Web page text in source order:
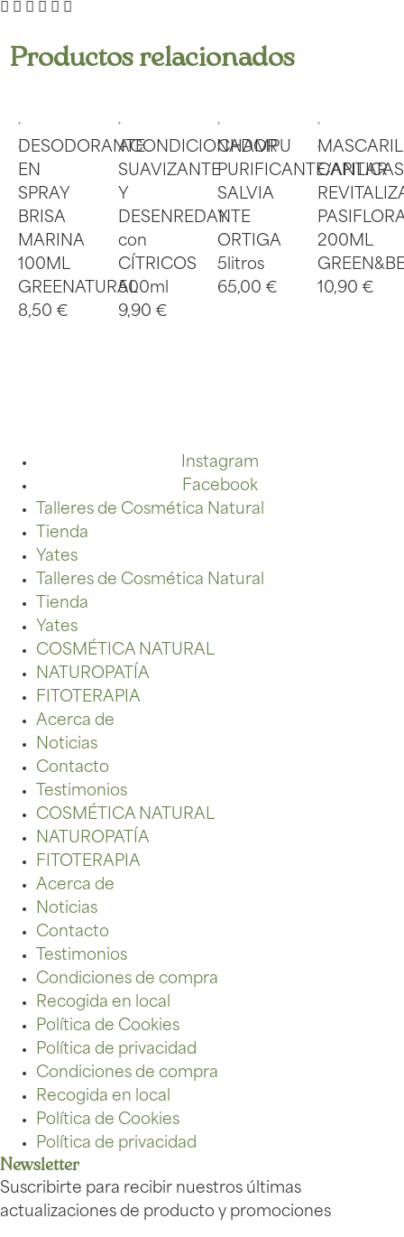
Productos relacionados
DESODORANTE
EN
SPRAY
BRISA
MARINA
100ML
GREENATURAL
8,50 €
ACONDICIONADOR
SUAVIZANTE
Y
DESENREDANTE
con
CÍTRICOS
500ml
9,90 €
CHAMPU
PURIFICANTE/
SALVIA
Y
ORTIGA
5litros
65,00 €
CAPILAR
200ML
10,90 €
Instagram
Facebook
Talleres de Cosmética Natural
Tienda
Yates
Talleres de Cosmética Natural
Tienda
Yates
COSMÉTICA NATURAL
NATUROPATÍA
FITOTERAPIA
Acerca de
Noticias
Contacto
Testimonios
COSMÉTICA NATURAL
NATUROPATÍA
FITOTERAPIA
Acerca de
Noticias
Contacto
Testimonios
Condiciones de compra
Recogida en local
Política de Cookies
Política de privacidad
Condiciones de compra
Recogida en local
Política de Cookies
Política de privacidad
Newsletter
Suscribirte para recibir nuestros últimas
actualizaciones de producto y promociones